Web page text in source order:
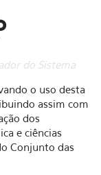
do Sistema
o uso desta
assim com
dos
e ciências
Conjunto das